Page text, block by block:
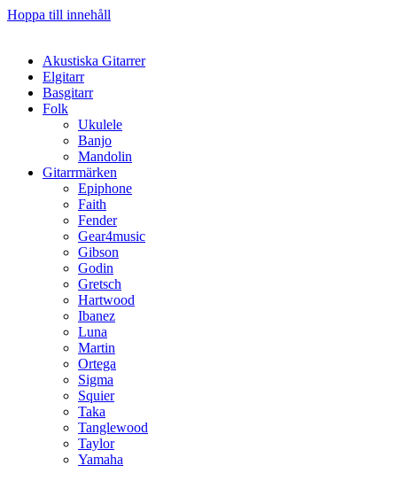
Hoppa till innehåll
Akustiska Gitarrer
Elgitarr
Basgitarr
Folk
Ukulele
Banjo
Mandolin
Gitarrmärken
Epiphone
Faith
Fender
Gear4music
Gibson
Godin
Gretsch
Hartwood
Ibanez
Luna
Martin
Ortega
Sigma
Squier
Taka
Tanglewood
Taylor
Yamaha